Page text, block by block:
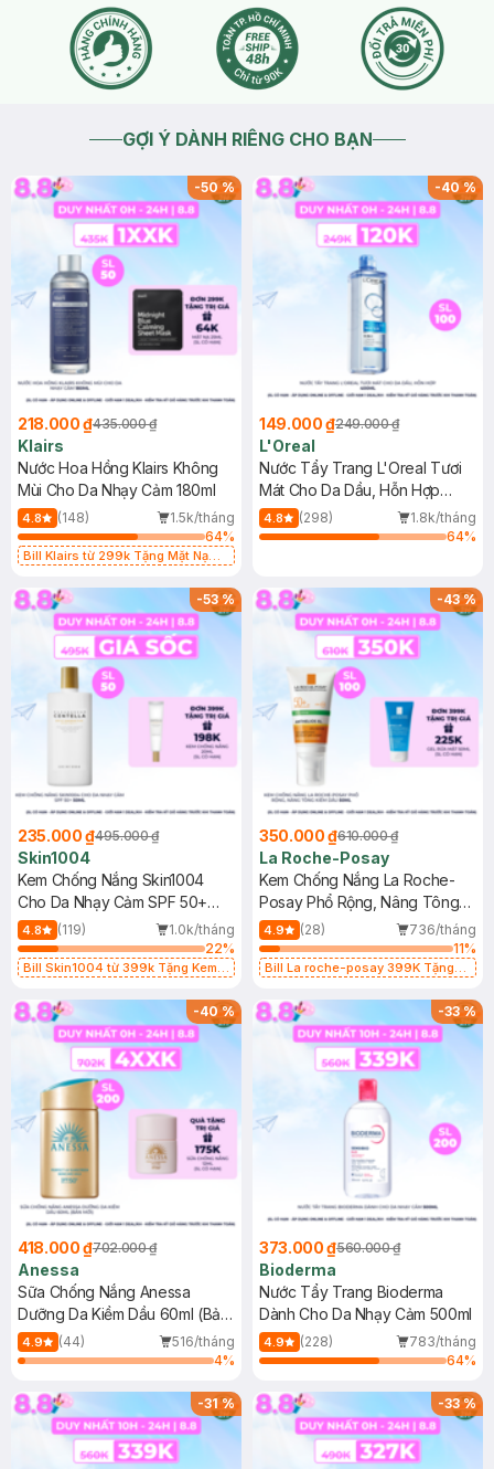
GỢI Ý DÀNH RIÊNG CHO BẠN
-50%
218.000 ₫435.000 ₫
Klairs
Nước Hoa Hồng Klairs Không
Mùi Cho Da Nhạy Cảm 180ml
4.8 (148)
1.5k/tháng
64%
Bill Klairs từ 299k Tặng Mặt Nạ
25ml (SL Có Hạn)
-40%
149.000 ₫249.000 ₫
L'Oreal
Nước Tẩy Trang L'Oreal Tươi
Mát Cho Da Dầu, Hỗn Hợp
400ml
4.8 (298)
1.8k/tháng
64%
-53%
235.000 ₫495.000 ₫
Skin1004
Kem Chống Nắng Skin1004
Cho Da Nhạy Cảm SPF 50+
50ml
4.8 (119)
1.0k/tháng
22%
Bill Skin1004 từ 399k Tặng Kem
SPF 50+ 20ml (SL Có Hạn)
-43%
350.000 ₫610.000 ₫
La Roche-Posay
Kem Chống Nắng La Roche-
Posay Phổ Rộng, Nâng Tông
Kiềm Dầu 50ml
4.9 (28)
736/tháng
11%
Bill La roche-posay 399K Tặng
(SL có hạn)
-40%
418.000 ₫702.000 ₫
Anessa
Sữa Chống Nắng Anessa
Dưỡng Da Kiềm Dầu 60ml (Bản
Mới)
4.9 (44)
516/tháng
4%
-33%
373.000 ₫560.000 ₫
Bioderma
Nước Tẩy Trang Bioderma
Dành Cho Da Nhạy Cảm 500ml
4.9 (228)
783/tháng
64%
-31% -33%